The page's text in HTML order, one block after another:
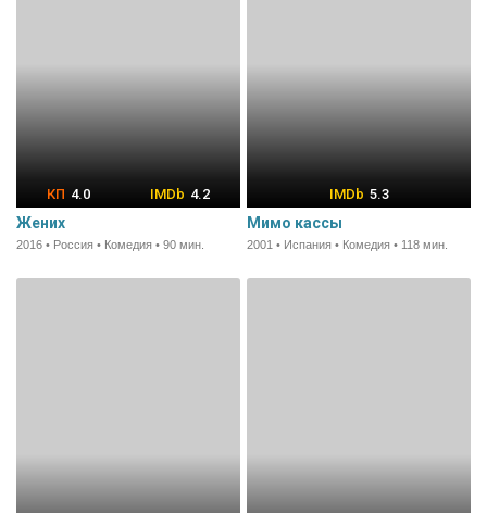
4.0 4.2
Жених
2016 • Россия • Комедия • 90 мин.
5.3
Мимо кассы
2001 • Испания • Комедия • 118 мин.